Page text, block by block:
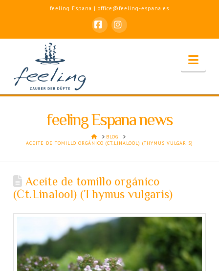
feeling Espana | office@feeling-espana.es
FacebookInstagram
feeling Espana news
HOMEBLOG
ACEITE DE TOMILLO ORGÁNICO (CT.LINALOOL) (THYMUS VULGARIS)
Aceite de tomillo orgánico
(Ct.Linalool) (Thymus vulgaris)